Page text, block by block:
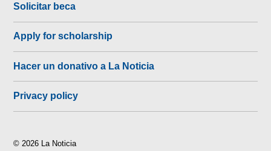
Solicitar beca
Apply for scholarship
Hacer un donativo a La Noticia
Privacy policy
© 2026 La Noticia